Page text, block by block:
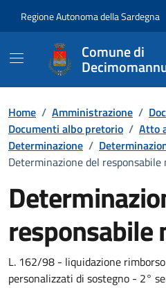
Regione Autonoma della Sardegna
Comune di
Home / Amministrazione /
Documenti albo pretorio / Atto
Determinazione /
Determinazione del
responsabile
Dettaglio del documento
L. 162/98 - liquidazione
personalizzati di sostegno - 2°